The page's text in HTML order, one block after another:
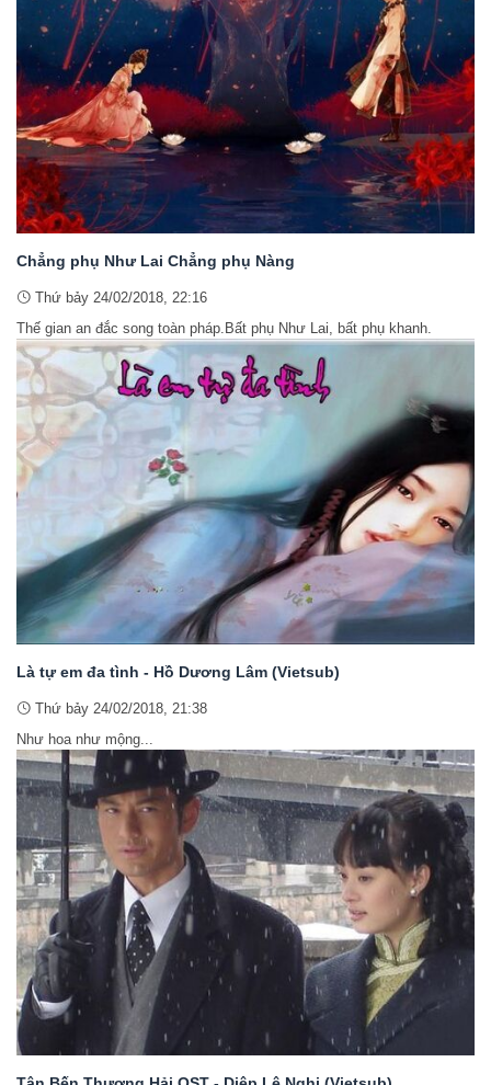
Chẳng phụ Như Lai Chẳng phụ Nàng
Thứ bảy 24/02/2018, 22:16
Thế gian an đắc song toàn pháp.Bất phụ Như Lai, bất phụ khanh.
Là tự em đa tình - Hồ Dương Lâm (Vietsub)
Thứ bảy 24/02/2018, 21:38
Như hoa như mộng...